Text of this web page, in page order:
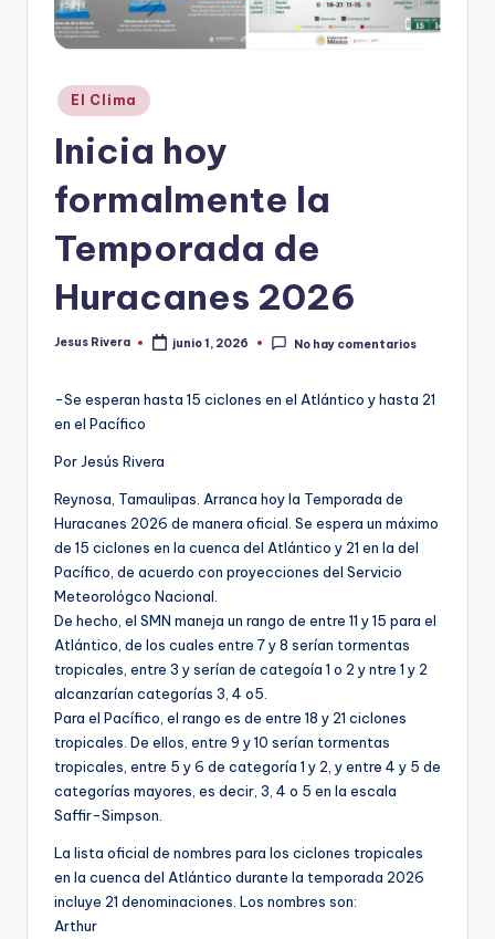
Publicado
en
El Clima
Inicia hoy
formalmente la
Temporada de
Huracanes 2026
Publicado
Jesus Rivera junio 1, 2026 No hay comentarios
-Se esperan hasta 15 ciclones en el Atlántico y hasta 21
en el Pacífico
Por Jesús Rivera
Reynosa, Tamaulipas. Arranca hoy la Temporada de
Huracanes 2026 de manera oficial. Se espera un máximo
de 15 ciclones en la cuenca del Atlántico y 21 en la del
Pacífico, de acuerdo con proyecciones del Servicio
Meteorológco Nacional.
De hecho, el SMN maneja un rango de entre 11 y 15 para el
Atlántico, de los cuales entre 7 y 8 serían tormentas
tropicales, entre 3 y serían de categoía 1 o 2 y ntre 1 y 2
alcanzarían categorías 3, 4 o5.
Para el Pacífico, el rango es de entre 18 y 21 ciclones
tropicales. De ellos, entre 9 y 10 serían tormentas
tropicales, entre 5 y 6 de categoría 1 y 2, y entre 4 y 5 de
categorías mayores, es decir, 3, 4 o 5 en la escala
Saffir-Simpson.
La lista oficial de nombres para los ciclones tropicales
en la cuenca del Atlántico durante la temporada 2026
incluye 21 denominaciones. Los nombres son:
Arthur